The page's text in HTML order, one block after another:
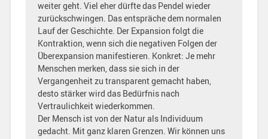
weiter geht. Viel eher dürfte das Pendel wieder
zurückschwingen. Das entspräche dem normalen
Lauf der Geschichte. Der Expansion folgt die
Kontraktion, wenn sich die negativen Folgen der
Überexpansion manifestieren. Konkret: Je mehr
Menschen merken, dass sie sich in der
Vergangenheit zu transparent gemacht haben,
desto stärker wird das Bedürfnis nach
Vertraulichkeit wiederkommen.
Der Mensch ist von der Natur als Individuum
gedacht. Mit ganz klaren Grenzen. Wir können uns